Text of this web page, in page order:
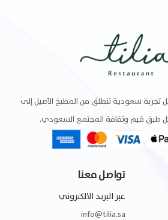
تجربة سعودية تنطلق من المطبخ الأصيل إلى
طبق قيم وثقافة المجتمع السعودي.
تواصل معنا
عبر البريد الالكتروني
info@tilia.sa